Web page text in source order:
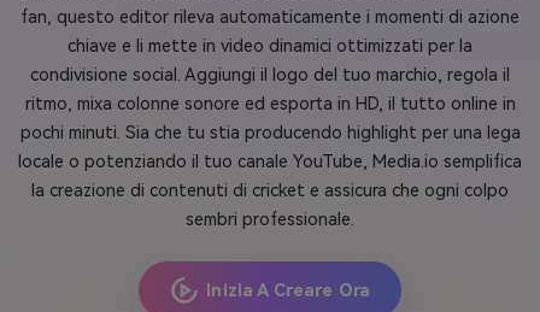
fan, questo editor rileva automaticamente i momenti di azione
chiave e li mette in video dinamici ottimizzati per la
condivisione social. Aggiungi il logo del tuo marchio, regola il
ritmo, mixa colonne sonore ed esporta in HD, il tutto online in
pochi minuti. Sia che tu stia producendo highlight per una lega
locale o potenziando il tuo canale YouTube, Media.io semplifica
la creazione di contenuti di cricket e assicura che ogni colpo
sembri professionale.
Inizia A Creare Ora